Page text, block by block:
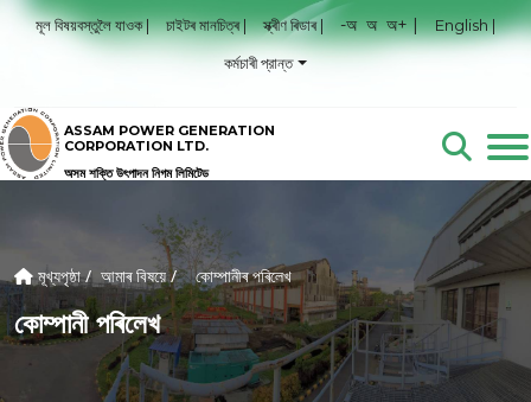
মূল বিষয়বস্তুলৈ যাওক | চাইটৰ মানচিত্ৰ | স্ক্ৰীণ ৰিডাৰ | -অ অ অ+ |
English |
কর্মচাৰী প্রান্ত
ASSAM POWER GENERATION
CORPORATION LTD.
অসম শক্তি উৎপাদন নিগম লিমিটেড
মূখ্যপৃষ্ঠা / আমাৰ বিষয়ে / কোম্পানীৰ পৰিলেখ
কোম্পানী পৰিলেখ